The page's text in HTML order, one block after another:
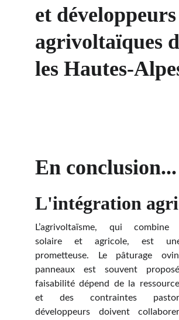
et développeurs
agrivoltaïques
les Hautes-
L'intégration
L’agrivoltaïsme, qui combine
solaire et agricole, est
prometteuse. Le pâturage
panneaux est souvent
faisabilité dépend de la
et des contraintes
développeurs doivent
En conclusion...